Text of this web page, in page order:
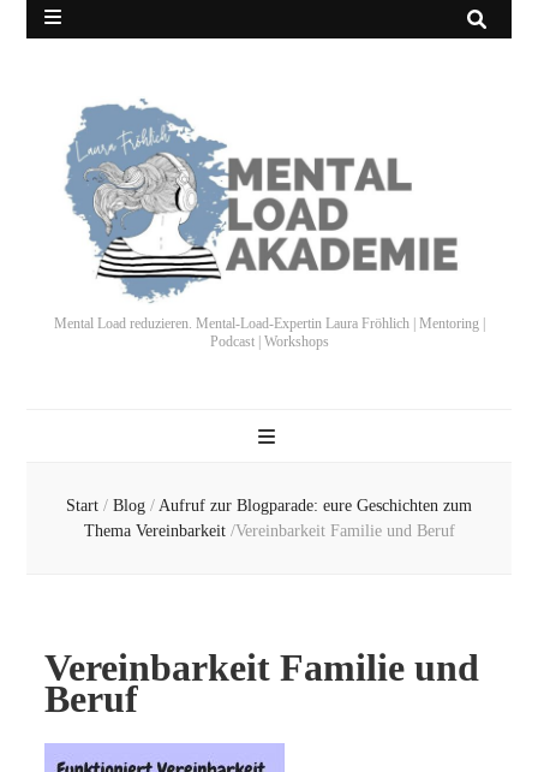
Mental Load reduzieren. Mental-Load-Expertin Laura Fröhlich | Mentoring |
Podcast | Workshops
Start / Blog / Aufruf zur Blogparade: eure Geschichten zum
Thema Vereinbarkeit /Vereinbarkeit Familie und Beruf
Vereinbarkeit Familie und
Beruf